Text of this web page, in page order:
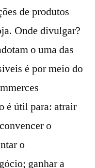
de produtos
Onde divulgar?
o uma das
é por meio do
é útil para: atrair
o
o
ganhar a